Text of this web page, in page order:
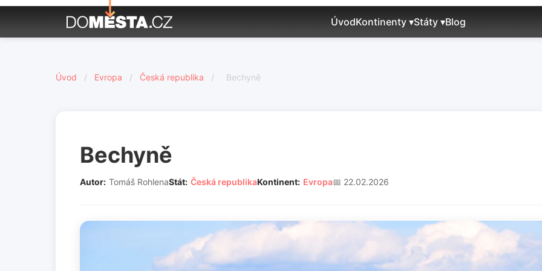
ÚvodKontinenty ▾Státy ▾Blog
Úvod / Evropa / Česká republika / Bechyně
Bechyně
Autor: Tomáš RohlenaStát: Česká republikaKontinent: Evropa📅 22.02.2026